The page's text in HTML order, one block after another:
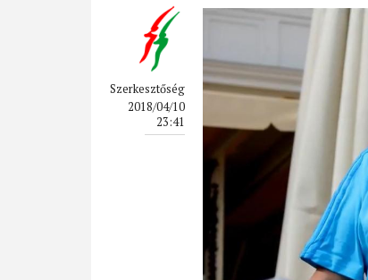
Szerkesztőség
2018/04/10
23:41